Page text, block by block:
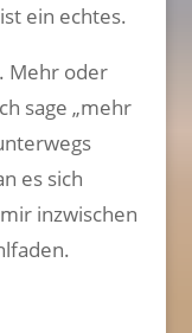
ein echtes.
Mehr oder
sage „mehr
es sich
inzwischen